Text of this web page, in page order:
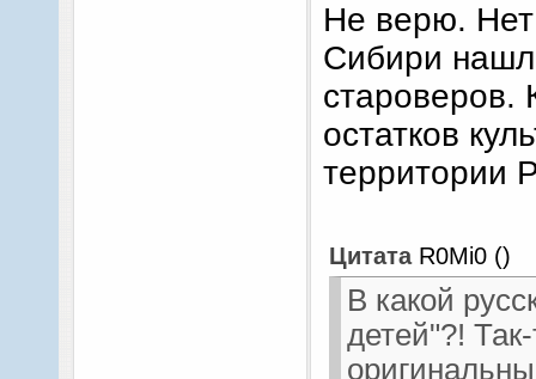
Не верю. Нет
Сибири
староверов.
остатков
территории
Цитата R0Mi0 ()
В какой
детей"?!